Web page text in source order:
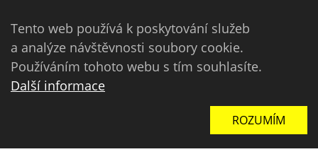
Tento web používá k poskytování služeb
a analýze návštěvnosti soubory cookie.
Používáním tohoto webu s tím souhlasíte.
Další informace
ROZUMÍM